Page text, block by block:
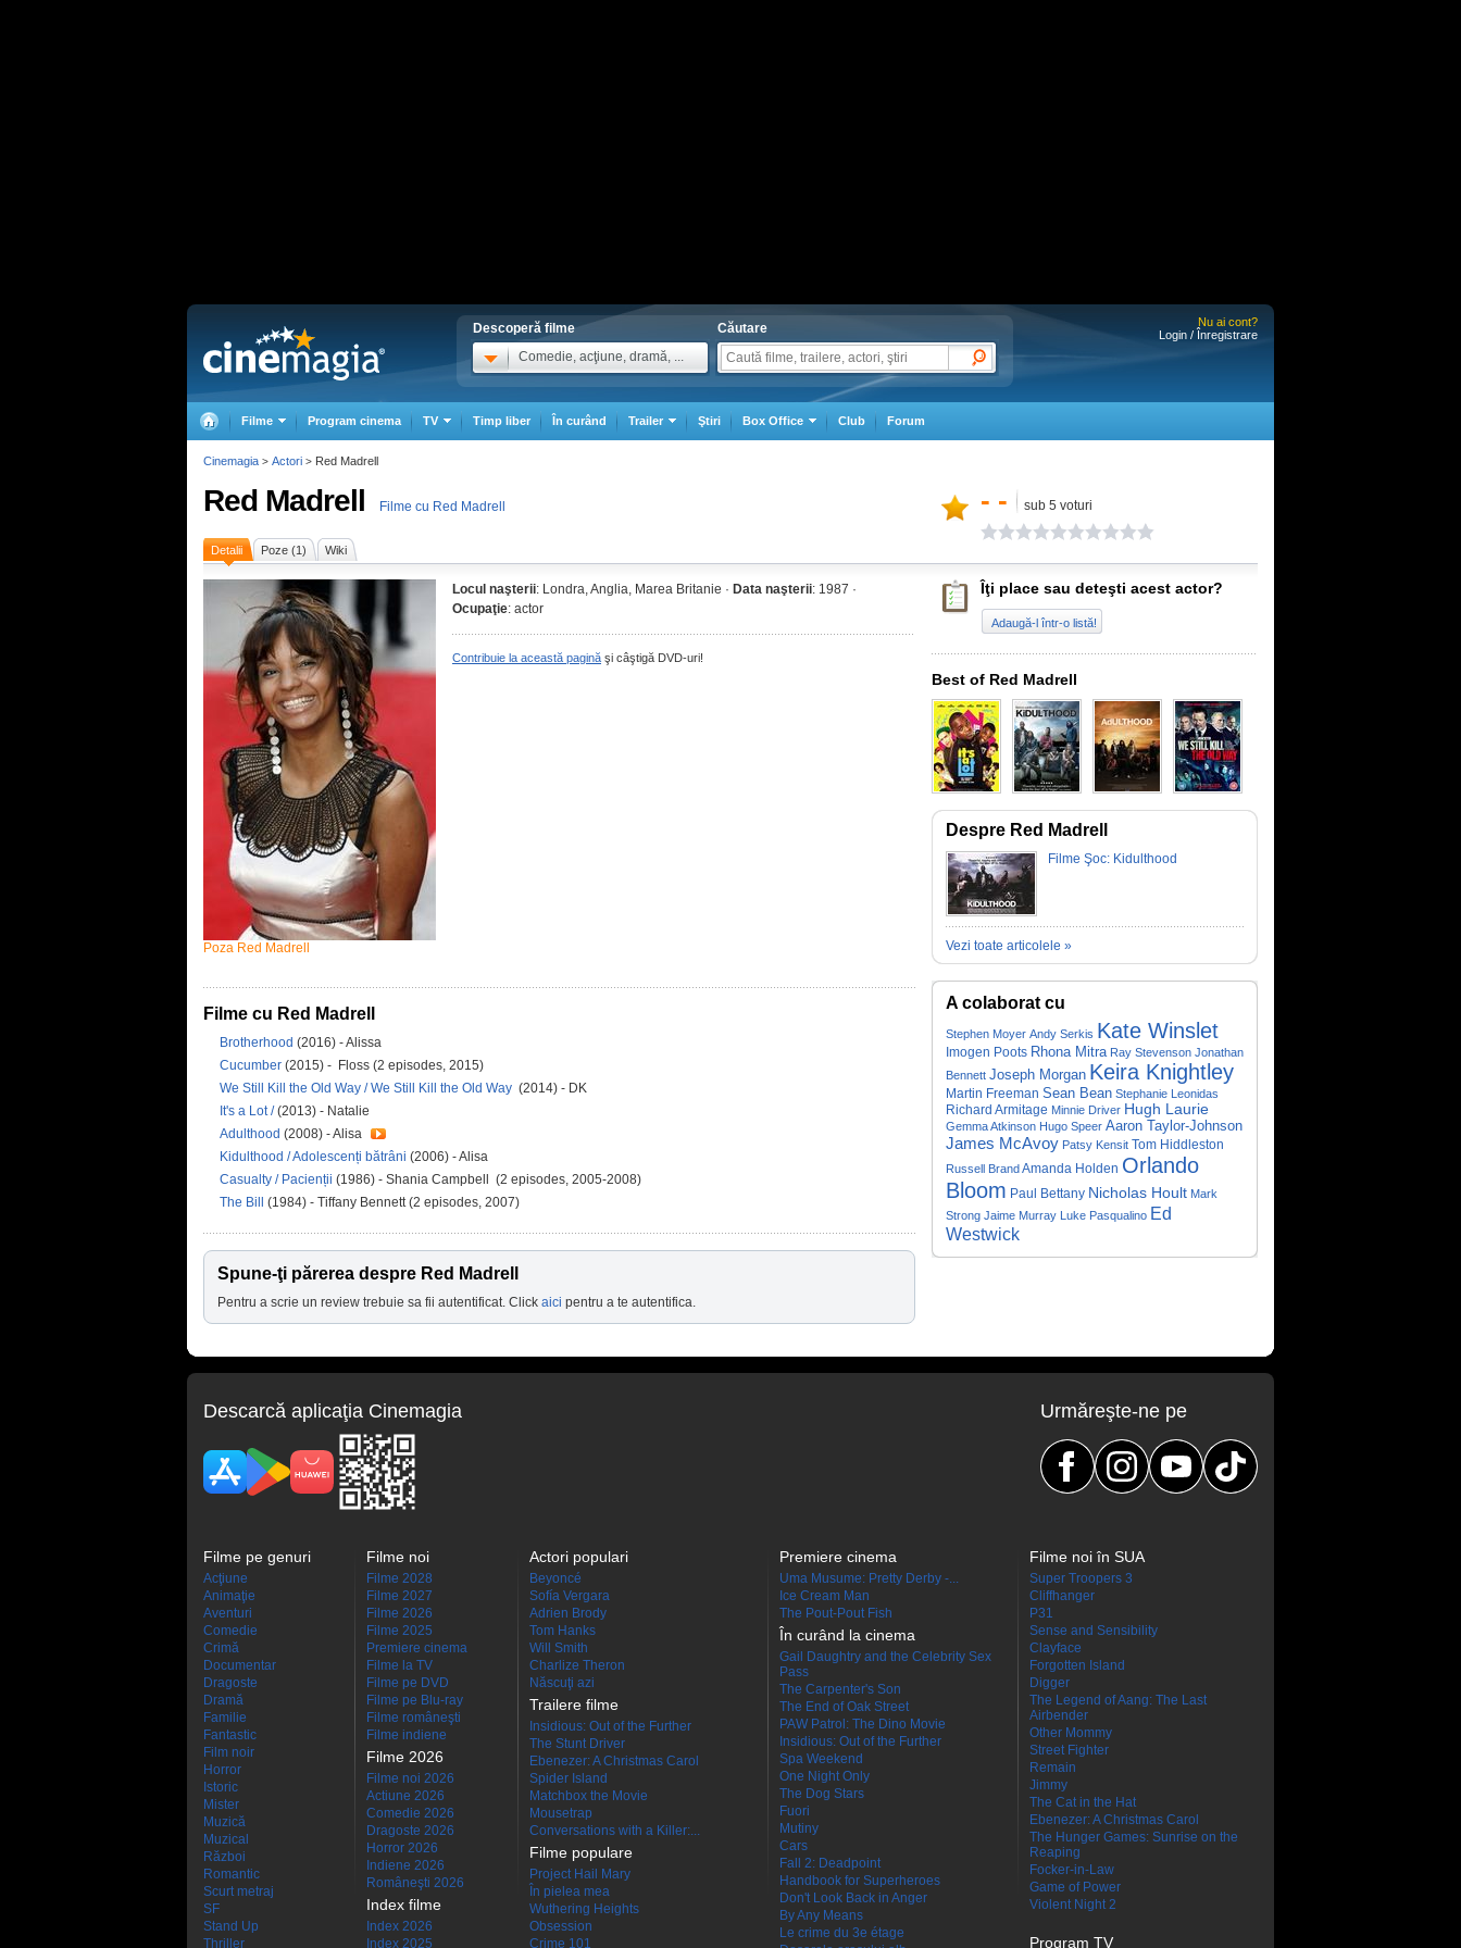
Descoperă filme
Comedie, acţiune, dramă, ...
Căutare
Nu ai cont?
Login / Înregistrare
Filme Program cinema TV Timp liber În curând Trailer Ştiri Box Office Club Forum
Red Madrell Filme cu Red Madrell - - sub 5 voturi
Detalii Poze (1) Wiki
Poza Red Madrell
Locul naşterii: Londra, Anglia, Marea Britanie · Data naşterii: 1987 ·
Ocupaţie: actor
Contribuie la această pagină şi câştigă DVD-uri!
Filme cu Red Madrell
Brotherhood (2016) - Alissa
Cucumber (2015) - Floss (2 episodes, 2015)
We Still Kill the Old Way / We Still Kill the Old Way (2014) - DK
It's a Lot /(2013) - Natalie
Adulthood (2008) - Alisa
Kidulthood / Adolescenți bătrâni (2006) - Alisa
Casualty / Pacienții (1986) - Shania Campbell (2 episodes, 2005-2008)
The Bill (1984) - Tiffany Bennett (2 episodes, 2007)
Spune-ţi părerea despre Red Madrell
Pentru a scrie un review trebuie sa fii autentificat. Click aici pentru a te autentifica.
Îţi place sau deteşti acest actor?
Adaugă-l într-o listă!
Best of Red Madrell
Despre Red Madrell
Filme Şoc: Kidulthood
Vezi toate articolele »
A colaborat cu
Stephen Moyer Andy Serkis Kate Winslet
Imogen Poots Rhona Mitra Ray Stevenson Jonathan
Bennett Joseph Morgan Keira Knightley
Martin Freeman Sean Bean Stephanie Leonidas
Richard Armitage Minnie Driver Hugh Laurie
Gemma Atkinson Hugo Speer Aaron Taylor-Johnson
James McAvoy Patsy Kensit Tom Hiddleston
Russell BrandAmanda Holden Orlando
Bloom Paul Bettany Nicholas Hoult Mark
Strong Jaime Murray Luke Pasqualino Ed
Westwick
Cinemagia > Actori > Red Madrell
Descarcă aplicaţia Cinemagia Urmăreşte-ne pe
Filme pe genuri
Acţiune
Animaţie
Aventuri
Comedie
Crimă
Documentar
Dragoste
Dramă
Familie
Fantastic
Film noir
Horror
Istoric
Mister
Muzică
Muzical
Război
Romantic
Scurt metraj
SF
Stand Up
Thriller
Filme noi
Filme 2028
Filme 2027
Filme 2026
Filme 2025
Premiere cinema
Filme la TV
Filme pe DVD
Filme pe Blu-ray
Filme româneşti
Filme indiene
Filme 2026
Filme noi 2026
Actiune 2026
Comedie 2026
Dragoste 2026
Horror 2026
Indiene 2026
Româneşti 2026
Index filme
Index 2026
Index 2025
Actori populari
Beyoncé
Sofía Vergara
Adrien Brody
Tom Hanks
Will Smith
Charlize Theron
Născuţi azi
Trailere filme
Insidious: Out of the Further
The Stunt Driver
Ebenezer: A Christmas Carol
Spider Island
Matchbox the Movie
Mousetrap
Conversations with a Killer:...
Filme populare
Project Hail Mary
În pielea mea
Wuthering Heights
Obsession
Crime 101
Premiere cinema
Uma Musume: Pretty Derby -...
Ice Cream Man
The Pout-Pout Fish
În curând la cinema
Gail Daughtry and the Celebrity Sex
Pass
The Carpenter's Son
The End of Oak Street
PAW Patrol: The Dino Movie
Insidious: Out of the Further
Spa Weekend
One Night Only
The Dog Stars
Fuori
Mutiny
Cars
Fall 2: Deadpoint
Handbook for Superheroes
Don't Look Back in Anger
By Any Means
Le crime du 3e étage
Filme noi în SUA
Super Troopers 3
Cliffhanger
P31
Sense and Sensibility
Clayface
Forgotten Island
Digger
The Legend of Aang: The Last
Airbender
Other Mommy
Street Fighter
Remain
Jimmy
The Cat in the Hat
Ebenezer: A Christmas Carol
The Hunger Games: Sunrise on the
Reaping
Focker-in-Law
Game of Power
Violent Night 2
Program TV